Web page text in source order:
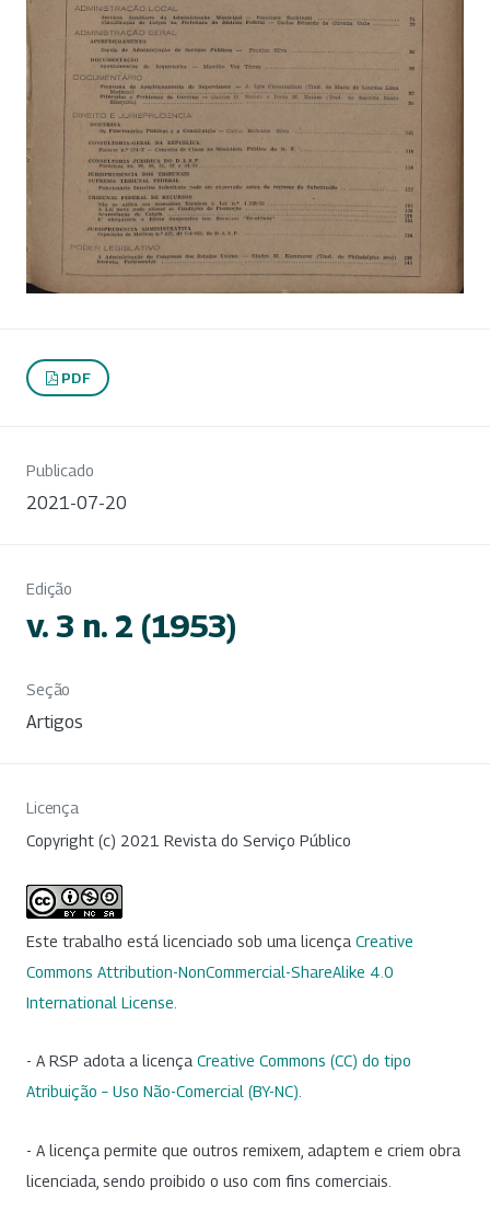
PDF
Publicado
2021-07-20
Edição
v. 3 n. 2 (1953)
Seção
Artigos
Licença
Copyright (c) 2021 Revista do Serviço Público
Este trabalho está licenciado sob uma licença Creative
Commons Attribution-NonCommercial-ShareAlike 4.0
International License
- A RSP adota a licença Creative Commons (CC) do tipo
Atribuição – Uso Não-Comercial (BY-NC)
- A licença permite que outros remixem, adaptem e criem obra
licenciada, sendo proibido o uso com fins comerciais.